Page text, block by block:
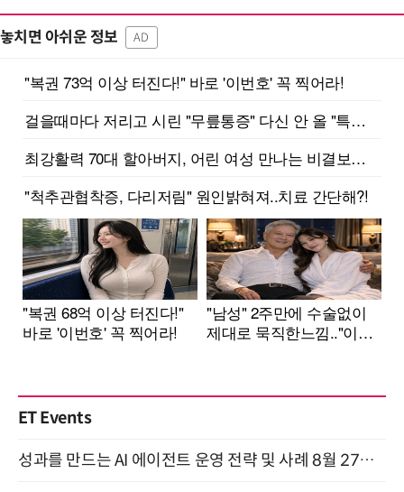
놓치면 아쉬운 정보 AD
ET Events
성과를 만드는 AI 에이전트 운영 전략 및 사례 8월 27일 개최